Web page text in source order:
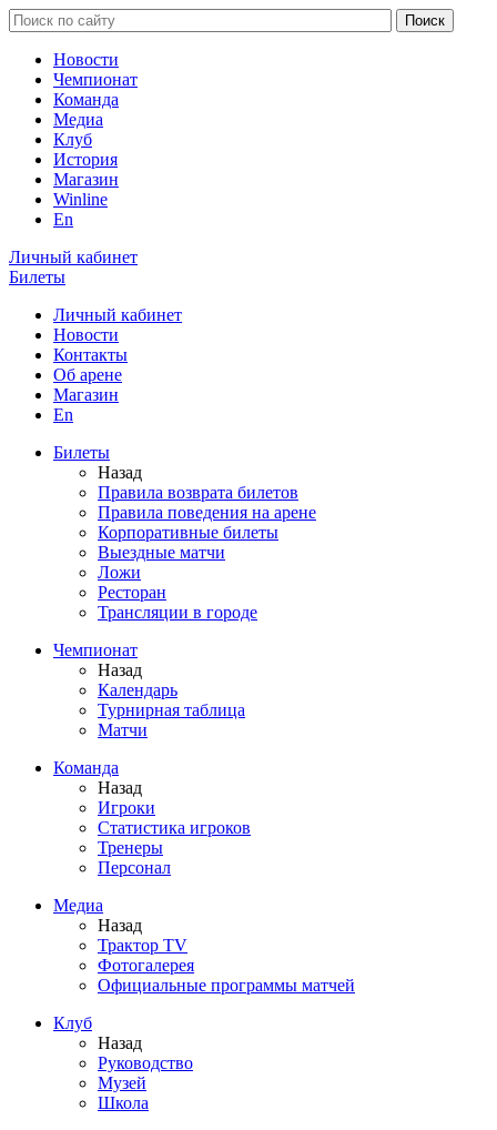
Новости
Чемпионат
Команда
Медиа
Клуб
История
Магазин
Winline
En
Личный кабинет
Билеты
Личный кабинет
Новости
Контакты
Об арене
Магазин
En
Билеты
Назад
Правила возврата билетов
Правила поведения на арене
Корпоративные билеты
Выездные матчи
Ложи
Ресторан
Трансляции в городе
Чемпионат
Назад
Календарь
Турнирная таблица
Матчи
Команда
Назад
Игроки
Статистика игроков
Тренеры
Персонал
Медиа
Назад
Трактор TV
Фотогалерея
Официальные программы матчей
Клуб
Назад
Руководство
Музей
Школа